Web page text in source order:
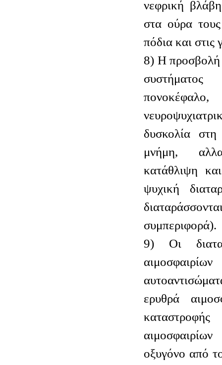
νεφρική
στα ούρα
πόδια και στις
8) Η προσβολή
δυσκολία
μνήμη,
κατάθλιψη
ψυχική
συμπεριφορά).
9) Οι
ερυθρά
οξυγόνο από